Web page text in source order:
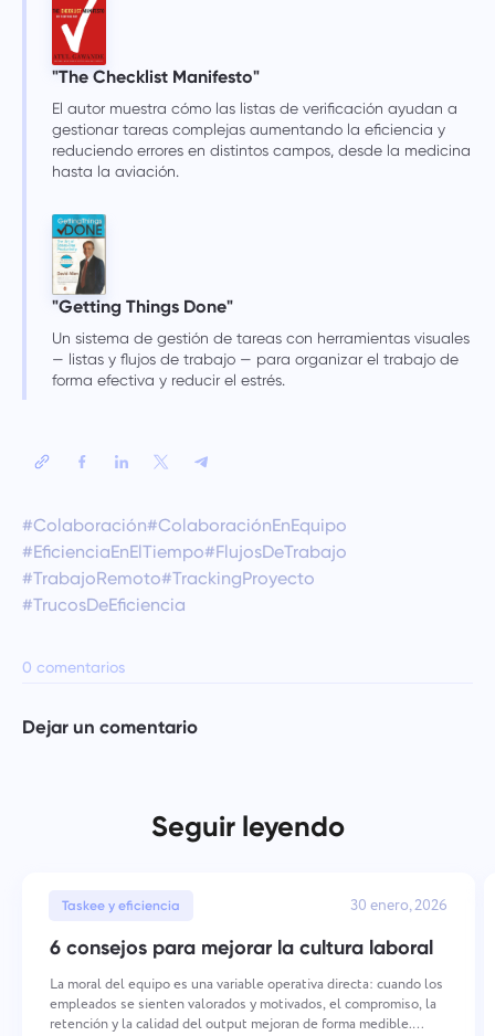
"The Checklist Manifesto"
El autor muestra cómo las listas de verificación ayudan a
gestionar tareas complejas aumentando la eficiencia y
reduciendo errores en distintos campos, desde la medicina
hasta la aviación.
"Getting Things Done"
Un sistema de gestión de tareas con herramientas visuales
— listas y flujos de trabajo — para organizar el trabajo de
forma efectiva y reducir el estrés.
#Colaboración#ColaboraciónEnEquipo
#EficienciaEnElTiempo#FlujosDeTrabajo
#TrabajoRemoto#TrackingProyecto
#TrucosDeEficiencia
0 comentarios
Dejar un comentario
Seguir leyendo
Taskee y eficiencia 30 enero, 2026
6 consejos para mejorar la cultura laboral
La moral del equipo es una variable operativa directa: cuando los
empleados se sienten valorados y motivados, el compromiso, la
retención y la calidad del output mejoran de forma medible.